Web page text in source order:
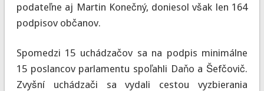
podateľne aj Martin Konečný, doniesol však len 164
podpisov občanov.
Spomedzi 15 uchádzačov sa na podpis minimálne
15 poslancov parlamentu spoľahli Daňo a Šefčovič.
Zvyšní uchádzači sa vydali cestou vyzbierania